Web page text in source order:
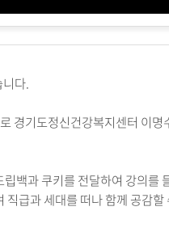
니다.
경기도정신건강복지센터 이명
백과 쿠키를 전달하여 강의를
직급과 세대를 떠나 함께 공감할